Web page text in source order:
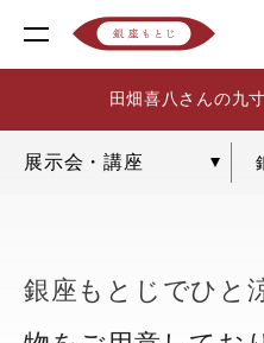
田畑喜八さんの九
銀座もとじでひと